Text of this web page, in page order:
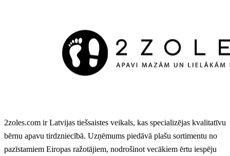
2zoles.com ir Latvijas tiešsaistes veikals, kas specializējas kvalitatīvu
bērnu apavu tirdzniecībā. Uzņēmums piedāvā plašu sortimentu no
pazīstamiem Eiropas ražotājiem, nodrošinot vecākiem ērtu iespēju